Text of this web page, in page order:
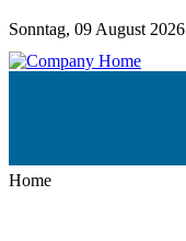
Sonntag, 09 August 2026
Home